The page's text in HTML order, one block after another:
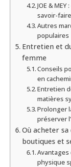
JOE &
savoir-
Autres
populaires
Entretien et
femme
Conseils
en
Entretien
matières
Prolonger
préserver
Où acheter
boutiques et
Avantages
physique